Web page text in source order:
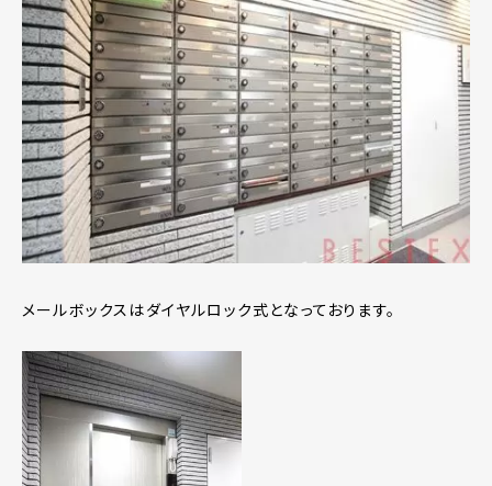
メールボックスはダイヤルロック式となっております。